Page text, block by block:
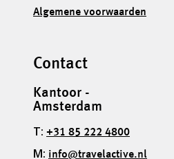
Algemene voorwaarden
Contact
Kantoor -
Amsterdam
T: +31 85 222 4800
M: info@travelactive.nl